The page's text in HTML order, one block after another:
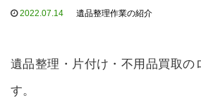
2022.07.14 遺品整理作業の紹介
遺品整理・片付け・不用品買取の
す。